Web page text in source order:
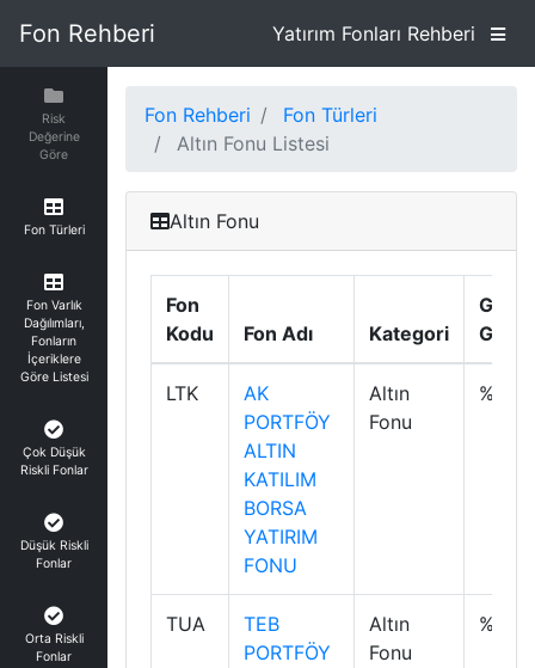
Fon Rehberi Yatırım Fonları Rehberi
Risk
Değerine
Göre
Fon Türleri
Fon Varlık
Dağılımları,
Fonların
İçeriklere
Göre Listesi
Çok Düşük
Riskli Fonlar
Düşük Riskli
Fonlar
Orta Riskli
Fonlar
Fon Rehberi
Fon Türleri
Altın Fonu Listesi
Altın Fonu
Fon
Kodu
Fon Adı Kategori
Getiri
LTK
AK
PORTFÖY
ALTIN
KATILIM
BORSA
YATIRIM
FONU
Altın
Fonu
TUA
TEB
PORTFÖY
Altın
Fonu
%-